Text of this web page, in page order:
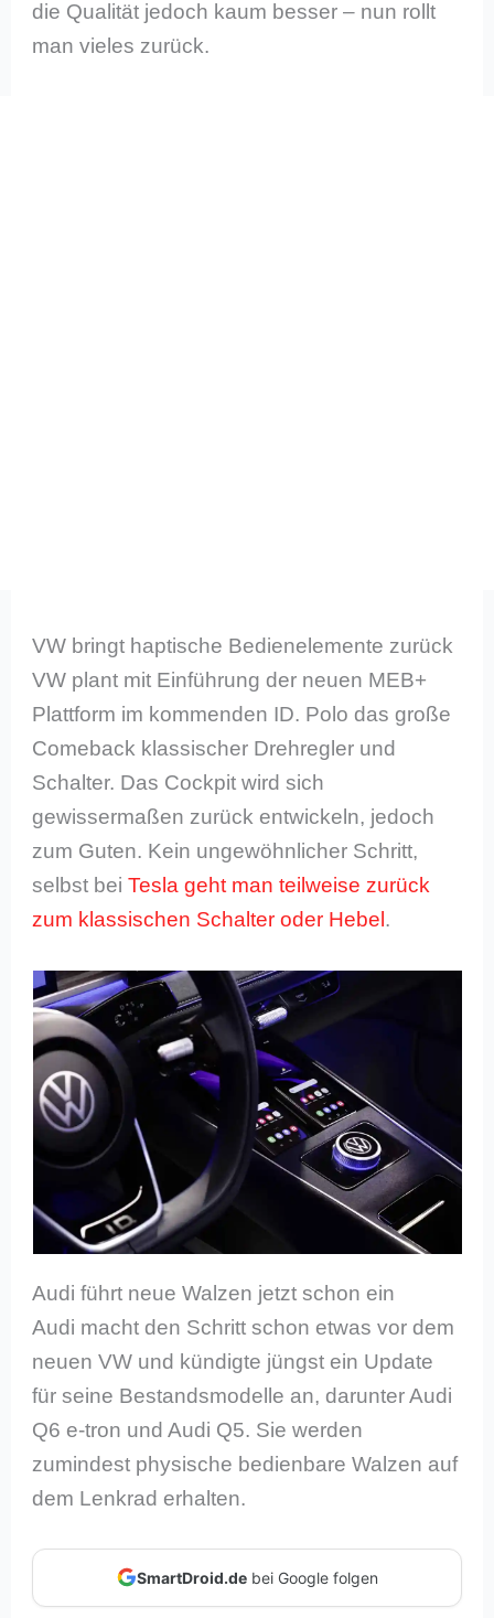
die Qualität jedoch kaum besser – nun rollt
man vieles zurück.
VW bringt haptische Bedienelemente zurück
VW plant mit Einführung der neuen MEB+
Plattform im kommenden ID. Polo das große
Comeback klassischer Drehregler und
Schalter. Das Cockpit wird sich
gewissermaßen zurück entwickeln, jedoch
zum Guten. Kein ungewöhnlicher Schritt,
selbst beiTesla geht man teilweise zurück
zum klassischen Schalter oder Hebel .
Audi führt neue Walzen jetzt schon ein
Audi macht den Schritt schon etwas vor dem
neuen VW und kündigte jüngst ein Update
für seine Bestandsmodelle an, darunter Audi
Q6 e-tron und Audi Q5. Sie werden
zumindest physische bedienbare Walzen auf
dem Lenkrad erhalten.
SmartDroid.debei Google folgen